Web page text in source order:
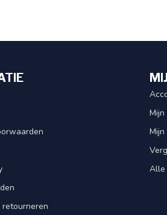
retourneren
Alle